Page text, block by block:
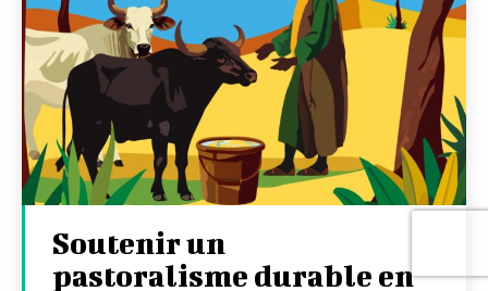
Soutenir un
pastoralisme durable en